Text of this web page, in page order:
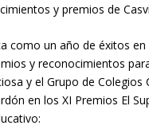
y premios de
como un año de éxitos en
y reconocimientos
y el Grupo de Colegios
en los XI Premios El